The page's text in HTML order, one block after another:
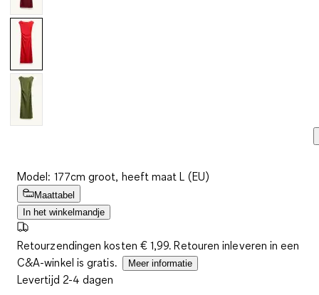
Model: 177cm groot, heeft maat L (EU)
Maattabel
In het winkelmandje
Retourzendingen kosten € 1,99. Retouren inleveren in een
C&A-winkel is gratis.
Meer informatie
Levertijd 2-4 dagen